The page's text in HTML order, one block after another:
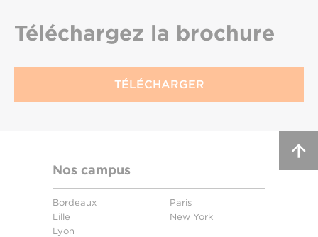
Téléchargez la brochure
TÉLÉCHARGER
Nos campus
Bordeaux
Lille
Lyon
Paris
New York